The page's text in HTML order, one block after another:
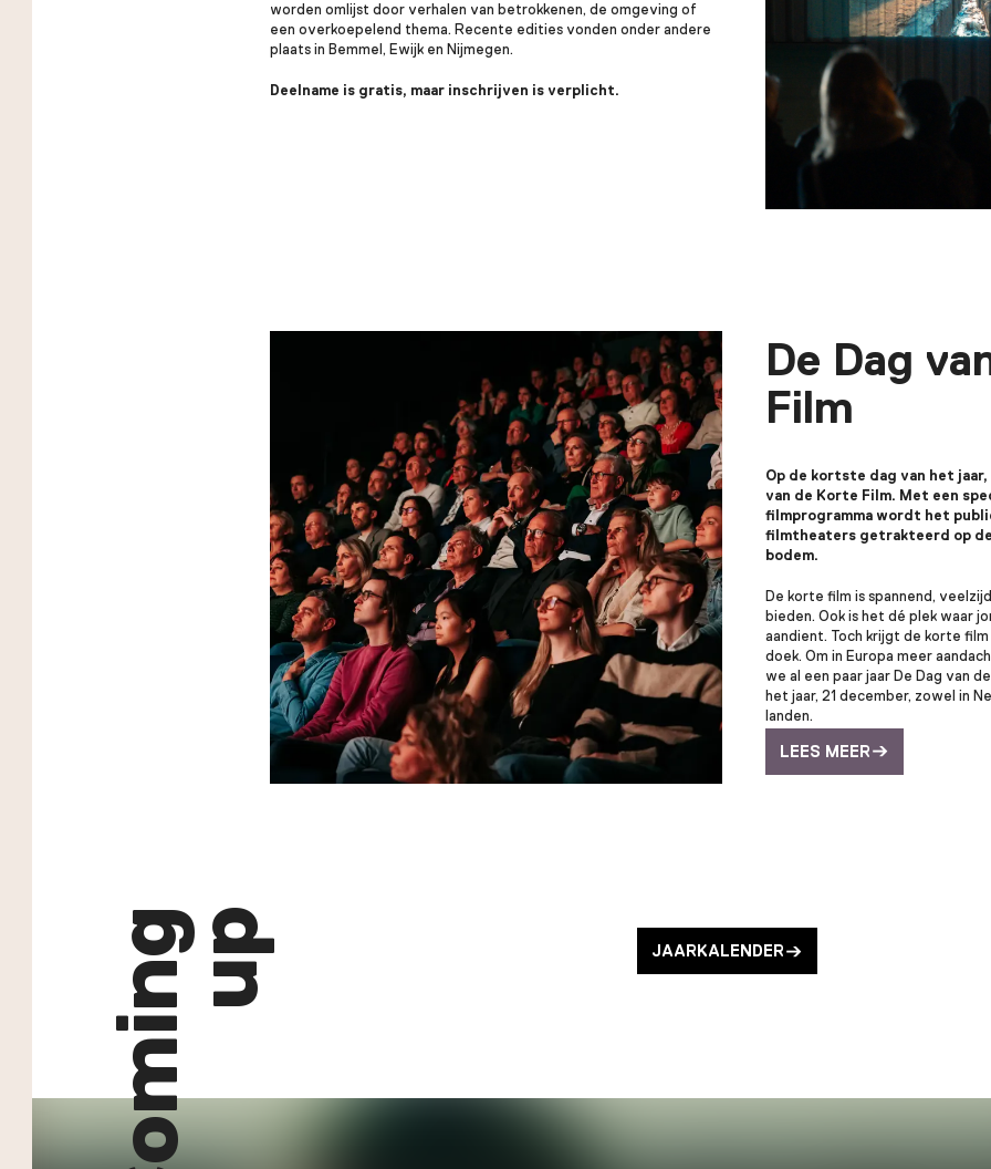
worden omlijst door verhalen van betrokkenen, de omgeving of
een overkoepelend thema. Recente edities vonden onder andere
plaats in Bemmel, Ewijk en Nijmegen.
Deelname is gratis, maar inschrijven is verplicht.
De Dag
Film
Op de kortste dag van het jaar,
van de Korte Film. Met een
filmprogramma wordt het
filmtheaters getrakteerd op
bodem.
De korte film is spannend,
bieden. Ook is het dé plek waar
aandient. Toch krijgt de korte
doek. Om in Europa meer
we al een paar jaar De Dag van
het jaar, 21 december, zowel in
landen.
LEES MEER
Comingup JAARKALENDER